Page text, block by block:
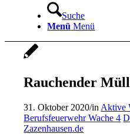
Suche
Menü Menü
Rauchender
31. Oktober 2020/in Aktive
Berufsfeuerwehr Wache 4
Zazenhausen.de